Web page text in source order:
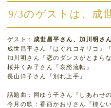
9/3のゲストは、成
ゲスト： 成世昌平さん、加川明さ
成世昌平さん『はぐれコキリコ』
加川明さん『恋のダンスがとまらな
桜井くみ子さん『哀愁流転』
長山洋子さん『別れ上手』
話題曲：岡ゆう子さん『しあわせ
今月の歌：香西かおりさん『標な